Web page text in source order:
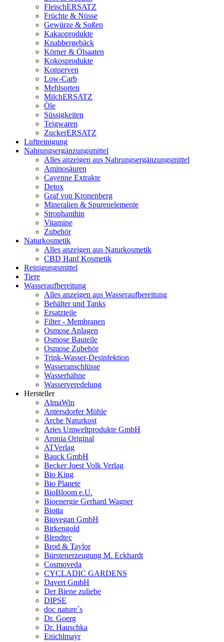
FleischERSATZ
Früchte & Nüsse
Gewürze & Soßen
Kakaoprodukte
Knabbergebäck
Körner & Ölsaaten
Kokosprodukte
Konserven
Low-Carb
Mehlsorten
MilchERSATZ
Öle
Süssigkeiten
Teigwaren
ZuckerERSATZ
Luftreinigung
Nahrungsergänzungsmittel
Alles anzeigen aus Nahrungsergänzungsmittel
Aminosäuren
Cayenne Extrakte
Detox
Graf von Kronenberg
Mineralien & Spurenelemente
Strophanthin
Vitamine
Zubehör
Naturkosmetik
Alles anzeigen aus Naturkosmetik
CBD Hanf Kosmetik
Reinigungsmittel
Tiere
Wasseraufbereitung
Alles anzeigen aus Wasseraufbereitung
Behälter und Tanks
Ersatzteile
Filter - Membranen
Osmose Anlagen
Osmose Bauteile
Osmose Zubehör
Trink-Wasser-Desinfektion
Wasseranschlüsse
Wasserhähne
Wasserveredelung
Hersteller
AlmaWin
Antersdorfer Mühle
Arche Naturkost
Aries Umweltprodukte GmbH
Aronia Original
ATVerlag
Bauck GmbH
Becker Joest Volk Verlag
Bio King
Bio Planete
BioBloom e.U.
Bioenergie Gerhard Wagner
Biotta
Biovegan GmbH
Birkengold
Blendtec
Brod & Taylor
Bürstenerzeugung M. Eckhardt
Cosmoveda
CYCLADIC GARDENS
Davert GmbH
Der Biene zuliebe
DIPSE
doc nature´s
Dr. Goerg
Dr. Hauschka
Enichlmayr